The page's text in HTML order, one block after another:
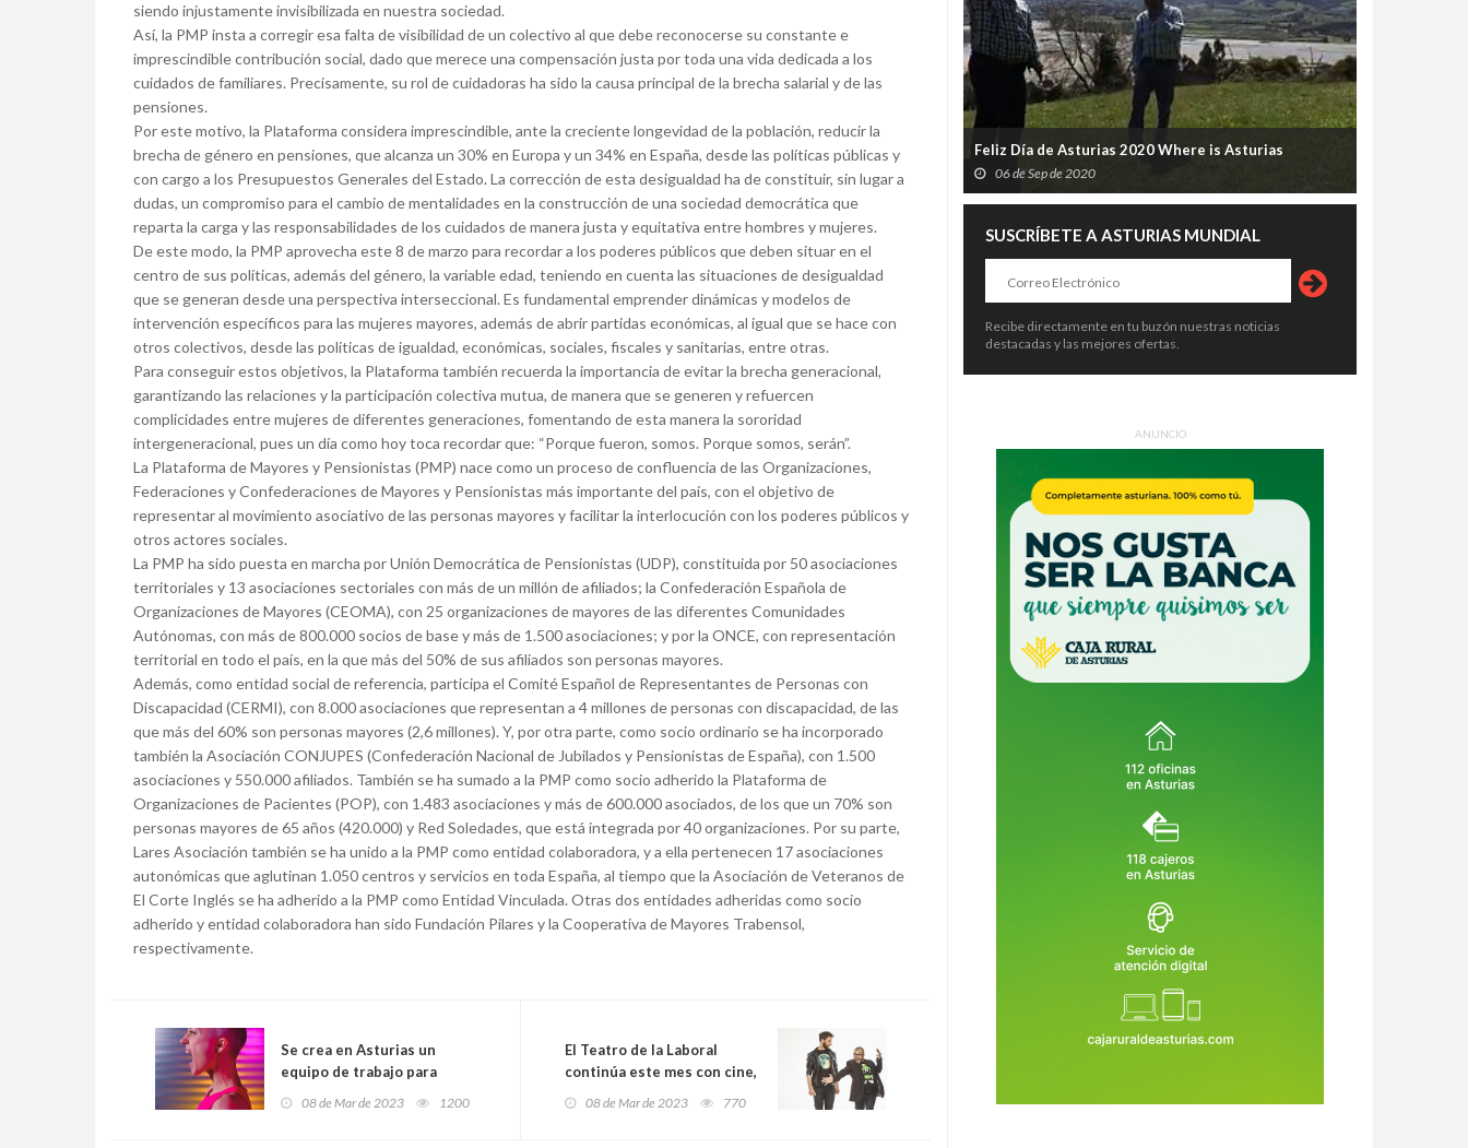
siendo injustamente invisibilizada en nuestra sociedad.
Así, la PMP insta a corregir esa falta de visibilidad de un colectivo al que debe reconocerse su constante e
imprescindible contribución social, dado que merece una compensación justa por toda una vida dedicada a los
cuidados de familiares. Precisamente, su rol de cuidadoras ha sido la causa principal de la brecha salarial y de las
pensiones.
Por este motivo, la Plataforma considera imprescindible, ante la creciente longevidad de la población, reducir la
brecha de género en pensiones, que alcanza un 30% en Europa y un 34% en España, desde las políticas públicas y
con cargo a los Presupuestos Generales del Estado. La corrección de esta desigualdad ha de constituir, sin lugar a
dudas, un compromiso para el cambio de mentalidades en la construcción de una sociedad democrática que
reparta la carga y las responsabilidades de los cuidados de manera justa y equitativa entre hombres y mujeres.
De este modo, la PMP aprovecha este 8 de marzo para recordar a los poderes públicos que deben situar en el
centro de sus políticas, además del género, la variable edad, teniendo en cuenta las situaciones de desigualdad
que se generan desde una perspectiva interseccional. Es fundamental emprender dinámicas y modelos de
intervención específicos para las mujeres mayores, además de abrir partidas económicas, al igual que se hace con
otros colectivos, desde las políticas de igualdad, económicas, sociales, fiscales y sanitarias, entre otras.
Para conseguir estos objetivos, la Plataforma también recuerda la importancia de evitar la brecha generacional,
garantizando las relaciones y la participación colectiva mutua, de manera que se generen y refuercen
complicidades entre mujeres de diferentes generaciones, fomentando de esta manera la sororidad
intergeneracional, pues un día como hoy toca recordar que: “Porque fueron, somos. Porque somos, serán”.
La Plataforma de Mayores y Pensionistas (PMP) nace como un proceso de confluencia de las Organizaciones,
Federaciones y Confederaciones de Mayores y Pensionistas más importante del país, con el objetivo de
representar al movimiento asociativo de las personas mayores y facilitar la interlocución con los poderes públicos y
otros actores sociales.
La PMP ha sido puesta en marcha por Unión Democrática de Pensionistas (UDP), constituida por 50 asociaciones
territoriales y 13 asociaciones sectoriales con más de un millón de afiliados; la Confederación Española de
Organizaciones de Mayores (CEOMA), con 25 organizaciones de mayores de las diferentes Comunidades
Autónomas, con más de 800.000 socios de base y más de 1.500 asociaciones; y por la ONCE, con representación
territorial en todo el país, en la que más del 50% de sus afiliados son personas mayores.
Además, como entidad social de referencia, participa el Comité Español de Representantes de Personas con
Discapacidad (CERMI), con 8.000 asociaciones que representan a 4 millones de personas con discapacidad, de las
que más del 60% son personas mayores (2,6 millones). Y, por otra parte, como socio ordinario se ha incorporado
también la Asociación CONJUPES (Confederación Nacional de Jubilados y Pensionistas de España), con 1.500
asociaciones y 550.000 afiliados. También se ha sumado a la PMP como socio adherido la Plataforma de
Organizaciones de Pacientes (POP), con 1.483 asociaciones y más de 600.000 asociados, de los que un 70% son
personas mayores de 65 años (420.000) y Red Soledades, que está integrada por 40 organizaciones. Por su parte,
Lares Asociación también se ha unido a la PMP como entidad colaboradora, y a ella pertenecen 17 asociaciones
autonómicas que aglutinan 1.050 centros y servicios en toda España, al tiempo que la Asociación de Veteranos de
El Corte Inglés se ha adherido a la PMP como Entidad Vinculada. Otras dos entidades adheridas como socio
adherido y entidad colaboradora han sido Fundación Pilares y la Cooperativa de Mayores Trabensol,
respectivamente.
Se crea en Asturias un
equipo de trabajo para
implementar la estrategia
08 de Mar de 2023 1200
El Teatro de la Laboral
continúa este mes con cine,
música, teatro, magia y
08 de Mar de 2023 770
Feliz Día de Asturias 2020 Where is Asturias
06 de Sep de 2020
SUSCRÍBETE A ASTURIAS MUNDIAL
Recibe directamente en tu buzón nuestras noticias
destacadas y las mejores ofertas.
ANUNCIO